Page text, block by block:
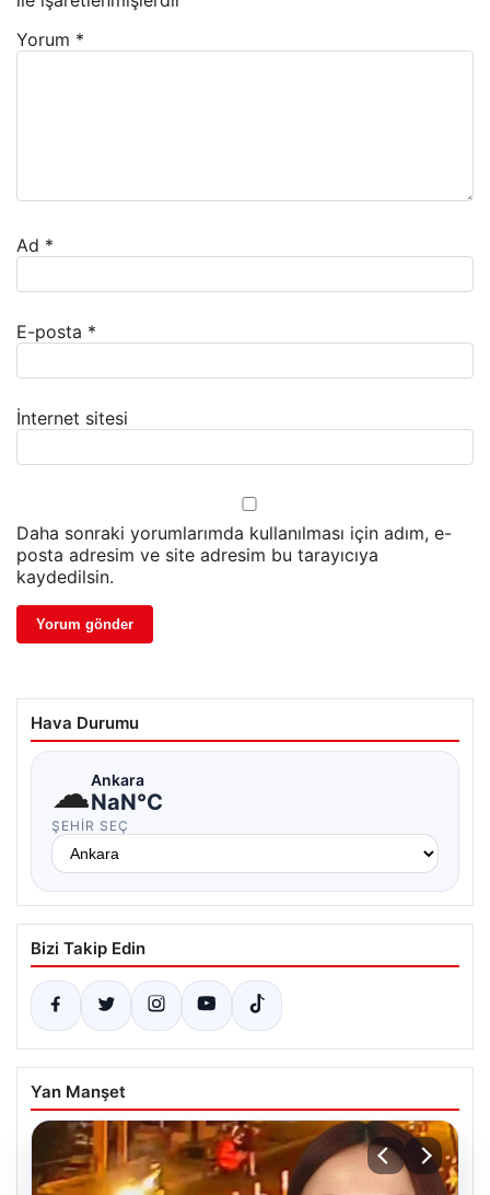
Yorum *
Ad *
E-posta *
İnternet sitesi
Daha sonraki yorumlarımda kullanılması için adım, e-
posta adresim ve site adresim bu tarayıcıya
kaydedilsin.
Hava Durumu
☁Ankara
NaN°C
ŞEHIR SEÇ
Bizi Takip Edin
Yan Manşet